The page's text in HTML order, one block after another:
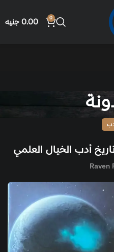
0
0.00 جنيه
أدب الخيال العلمي
Raven